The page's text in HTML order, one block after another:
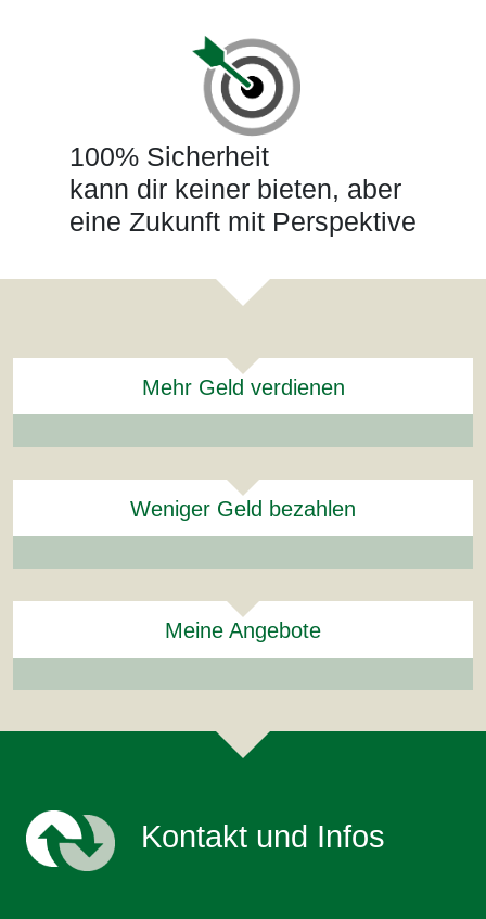
100% Sicherheit
kann dir keiner bieten, aber
eine Zukunft mit Perspektive
Mehr Geld verdienen
Weniger Geld bezahlen
Meine Angebote
Kontakt und Infos